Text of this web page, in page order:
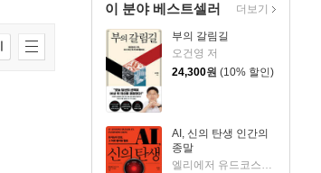
이 분야 베스트셀러
부의 갈림길
오건영 저
24,300원 (10% 할인)
AI, 신의 탄생 인간의
종말
엘리에저 유드코스키,네이트 소아레스 공저/고영훈 역
더보기